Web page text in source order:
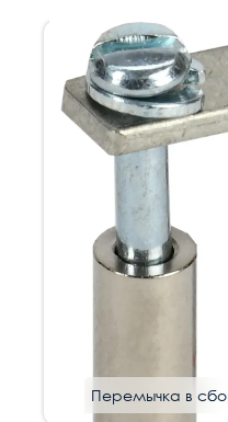
Перемычка в